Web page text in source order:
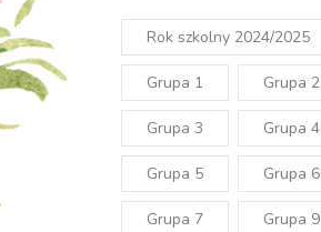
Rok szkolny 2024/2025
Grupa 1 Grupa 2
Grupa 3 Grupa 4
Grupa 5 Grupa 6
Grupa 7 Grupa 9